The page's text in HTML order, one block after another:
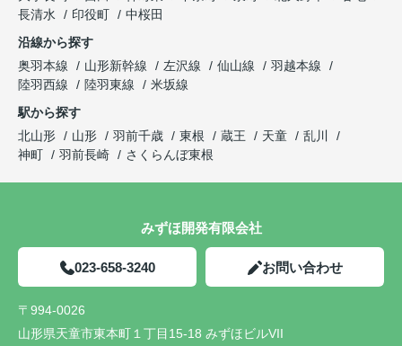
長清水
印役町
中桜田
沿線から探す
奥羽本線
山形新幹線 左沢線 仙山線
羽越本線
陸羽西線
陸羽東線
米坂線
駅から探す
北山形
山形 羽前千歳 東根 蔵王 天童
乱川
神町
羽前長崎 さくらんぼ東根
みずほ開発有限会社
023-658-3240 お問い合わせ
〒994-0026
山形県天童市東本町１丁目15-18 みずほビルVII